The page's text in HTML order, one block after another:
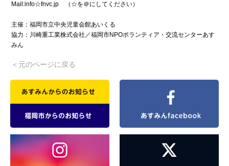
Mail:info☆fnvc.jp （☆を＠にしてください）
主催：福岡市立中央児童会館あいくる
協力：川崎重工業株式会社／福岡市NPOボランティア・交流センターあす
みん
＜元のページに戻る